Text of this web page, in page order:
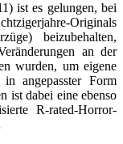
ist es gelungen, bei
Originals
beizubehalten,
an der
wurden, um eigene
angepasster Form
ist dabei eine ebenso
R-rated-Horror-